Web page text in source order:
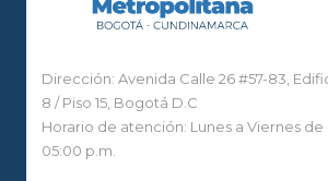
Dirección: Avenida Calle 26 #57-83,
8 / Piso 15, Bogotá D.C
Horario de atención: Lunes a Viernes de
05:00 p.m.